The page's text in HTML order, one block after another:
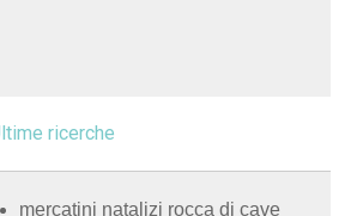
ricerche
mercatini natalizi rocca di cave